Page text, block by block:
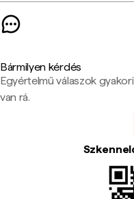
Bármilyen kérdés
Egyértelmű válaszok
van rá.